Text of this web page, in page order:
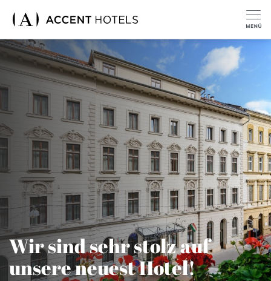
Wir sind sehr stolz auf
unsere neuest Hotel!